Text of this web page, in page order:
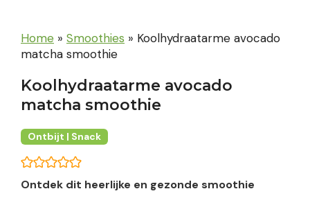
Home » Smoothies » Koolhydraatarme avocado
matcha smoothie
Koolhydraatarme avocado
matcha smoothie
Ontbijt | Snack
Ontdek dit heerlijke en gezonde smoothie